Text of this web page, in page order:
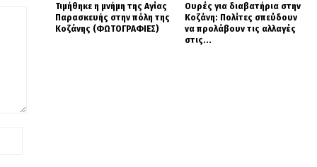
Τιμήθηκε η μνήμη της Αγίας
Παρασκευής στην πόλη της
Κοζάνης (ΦΩΤΟΓΡΑΦΙΕΣ)
Ουρές για διαβατήρια στην
Κοζάνη: Πολίτες σπεύδουν
να προλάβουν τις αλλαγές
στις...